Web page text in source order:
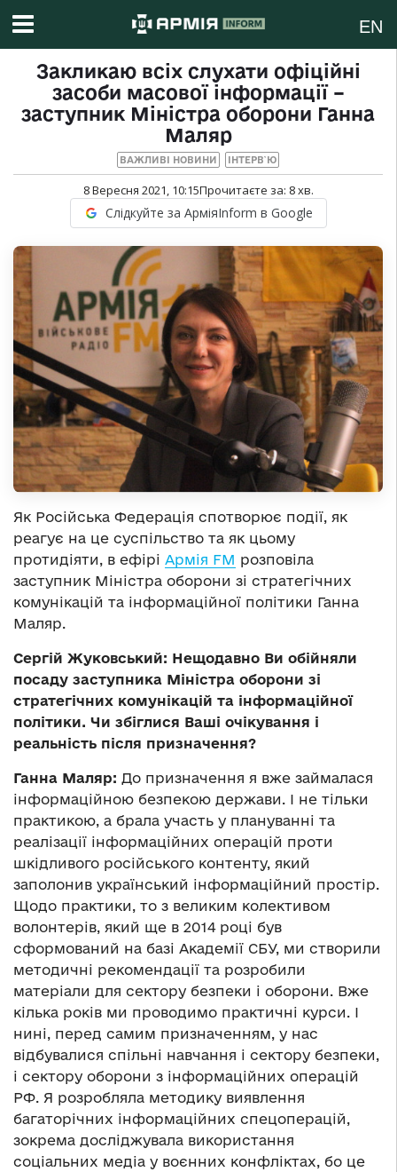
EN
Закликаю всіх слухати офіційні
засоби масової інформації –
заступник Міністра оборони Ганна
Маляр
ВАЖЛИВІ НОВИНИ ІНТЕРВ`Ю
8 Вересня 2021, 10:15Прочитаєте за: 8хв.
Слідкуйте за АрміяInform в Google
Як Російська Федерація спотворює події, як
реагує на це суспільство та як цьому
протидіяти, в ефірі Армія FM розповіла
заступник Міністра оборони зі стратегічних
комунікацій та інформаційної політики Ганна
Маляр.
Сергій Жуковський: Нещодавно Ви обійняли
посаду заступника Міністра оборони зі
стратегічних комунікацій та інформаційної
політики. Чи збіглися Ваші очікування і
реальність після призначення?
Ганна Маляр: До призначення я вже займалася
інформаційною безпекою держави. І не тільки
практикою, а брала участь у плануванні та
реалізації інформаційних операцій проти
шкідливого російського контенту, який
заполонив український інформаційний простір.
Щодо практики, то з великим колективом
волонтерів, який ще в 2014 році був
сформований на базі Академії СБУ, ми створили
методичні рекомендації та розробили
матеріали для сектору безпеки і оборони. Вже
кілька років ми проводимо практичні курси. І
нині, перед самим призначенням, у нас
відбувалися спільні навчання і сектору безпеки,
і сектору оборони з інформаційних операцій
РФ. Я розробляла методику виявлення
багаторічних інформаційних спецоперацій,
зокрема досліджувала використання
соціальних медіа у воєнних конфліктах, бо це